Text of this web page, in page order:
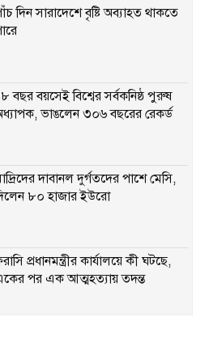
দিন সারাদেশে বৃষ্টি অব্যাহত থাকতে
বছর বয়সেই বিশ্বের সর্বকনিষ্ঠ পুরুষ
ভাঙলেন ৩০৬ বছরের রেকর্ড
দাবানল দুর্গতদের পাশে মেসি,
৮০ হাজার ইউরো
প্রধানমন্ত্রীর কার্যালয়ে কী ঘটছে,
পর এক আত্মহত্যায় তদন্ত